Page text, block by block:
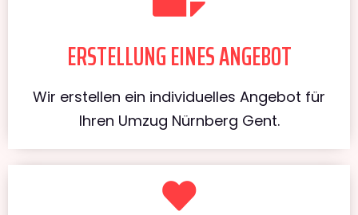
ERSTELLUNG EINES ANGEBOT
Wir erstellen ein individuelles Angebot für
Ihren Umzug Nürnberg Gent.